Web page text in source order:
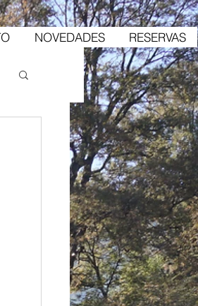
NOVEDADES RESERVAS